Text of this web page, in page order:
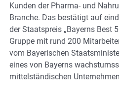
Kunden der Pharma- und
Branche. Das bestätigt auf
der Staatspreis „Bayerns Best
Gruppe mit rund 200
vom Bayerischen
eines von Bayerns
mittelständischen